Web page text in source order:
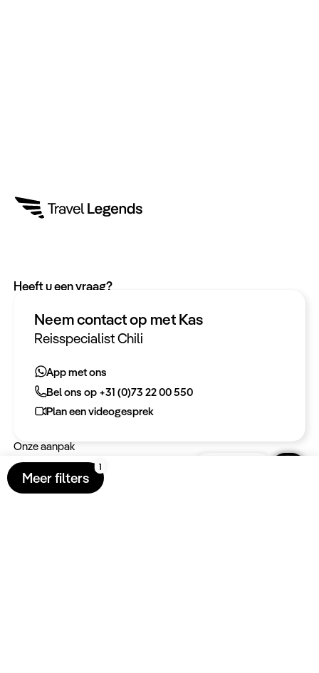
Meer filters
Neem contact op met Kas
Reisspecialist Chili
App met ons
Bel ons op +31 (0)73 22 00 550
Plan een videogesprek
Heeft u een vraag?
Bel ons op +31 (0)73 22 00 550
Plan een videogesprek
Meer informatie
Keurmerken
Onze aanpak
Verantwoord op reis
Vacatures